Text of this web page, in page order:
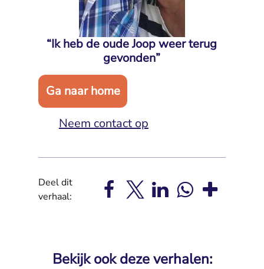
“Ik heb de oude Joop weer terug
gevonden”
Ga naar home
Neem contact op
Deel dit
verhaal:
Bekijk ook deze verhalen: